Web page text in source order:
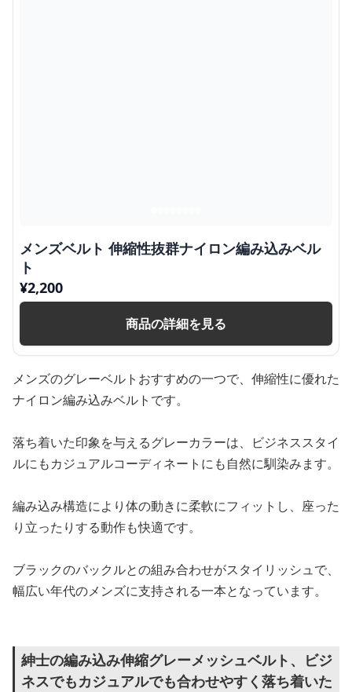
メンズベルト 伸縮性抜群ナイロン編み込みベル
ト
¥2,200
商品の詳細を見る
メンズのグレーベルトおすすめの一つで、伸縮性に優れた
ナイロン編み込みベルトです。
落ち着いた印象を与えるグレーカラーは、ビジネススタイ
ルにもカジュアルコーディネートにも自然に馴染みます。
編み込み構造により体の動きに柔軟にフィットし、座った
り立ったりする動作も快適です。
ブラックのバックルとの組み合わせがスタイリッシュで、
幅広い年代のメンズに支持される一本となっています。
紳士の編み込み伸縮グレーメッシュベルト、ビジ
ネスでもカジュアルでも合わせやすく落ち着いた